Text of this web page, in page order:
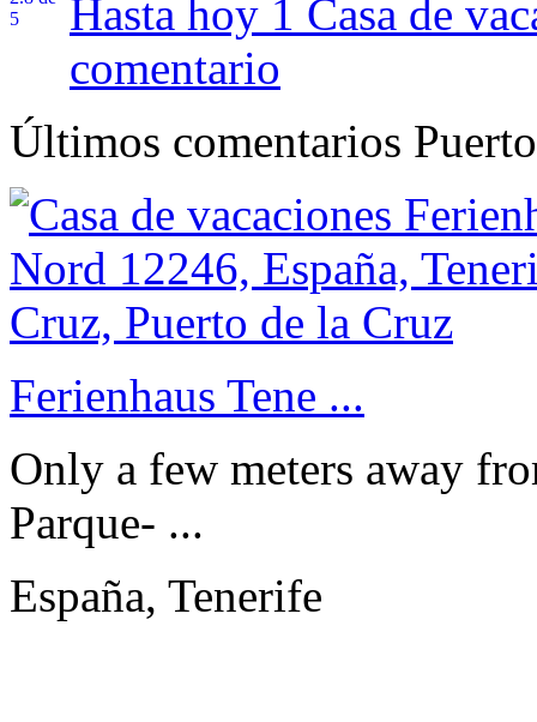
5
Hasta hoy 1 Casa de
comentario
Últimos comentarios
Ferienhaus Tene ...
Only a few meters away
Parque- ...
España, Tenerife